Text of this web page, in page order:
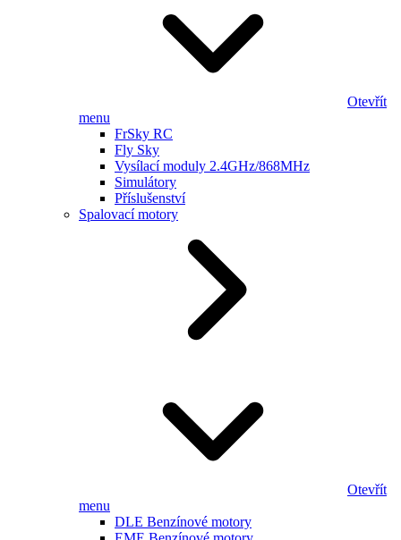
Otevřít
menu
FrSky RC
Fly Sky
Vysílací moduly 2.4GHz/868MHz
Simulátory
Příslušenství
Spalovací motory
Otevřít
menu
DLE Benzínové motory